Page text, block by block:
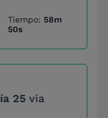
Tiempo: 58m
50s
25 via